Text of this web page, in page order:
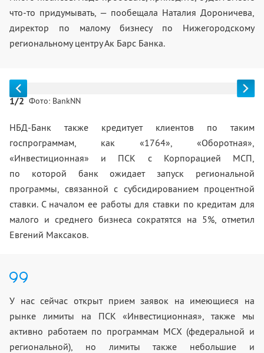
что-то придумывать, — пообещала Наталия Дороничева,
директор по малому бизнесу по Нижегородскому
региональному центру Ак Барс Банка.
1/2 Фото: BankNN
НБД-Банк также кредитует клиентов по таким
госпрограммам, как «1764», «Оборотная»,
«Инвестиционная» и ПСК с Корпорацией МСП,
по которой банк ожидает запуск региональной
программы, связанной с субсидированием процентной
ставки. С началом ее работы для ставки по кредитам для
малого и среднего бизнеса сократятся на 5%, отметил
Евгений Максаков.
У нас сейчас открыт прием заявок на имеющиеся на
рынке лимиты на ПСК «Инвестиционная», также мы
активно работаем по программам МСХ (федеральной и
региональной), но лимиты также небольшие и